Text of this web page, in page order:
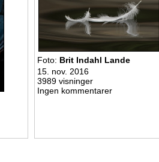
Foto: Brit Indahl Lande
15. nov. 2016
3989 visninger
Ingen kommentarer